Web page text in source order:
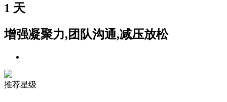
1 天
增强凝聚力,团队沟通,减压放松
推荐星级